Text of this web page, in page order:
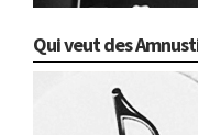
Qui veut des